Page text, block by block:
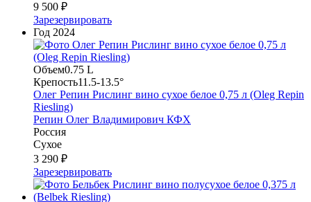
9 500 ₽
Зарезервировать
Год 2024
Объем0.75 L
Крепость11.5-13.5°
Олег Репин Рислинг вино сухое белое 0,75 л (Oleg Repin
Riesling)
Репин Олег Владимирович КФХ
Россия
Сухое
3 290 ₽
Зарезервировать